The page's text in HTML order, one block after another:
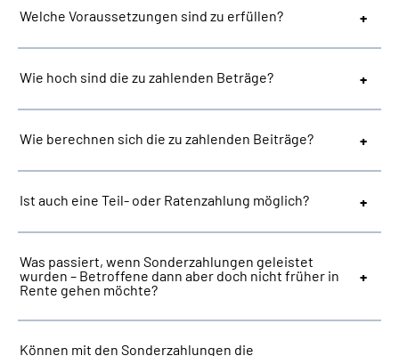
Welche Voraussetzungen sind zu erfüllen?
Wie hoch sind die zu zahlenden Beträge?
Wie berechnen sich die zu zahlenden Beiträge?
Ist auch eine Teil- oder Ratenzahlung möglich?
Was passiert, wenn Sonderzahlungen geleistet
wurden – Betroffene dann aber doch nicht früher in
Rente gehen möchte?
Können mit den Sonderzahlungen die